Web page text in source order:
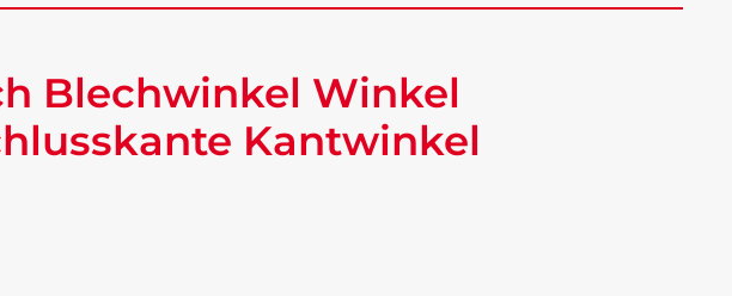
Blechwinkel Winkel
Kantwinkel